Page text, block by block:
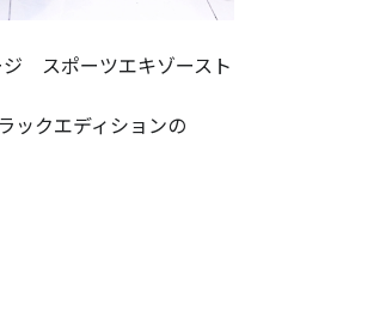
スポーツエキゾースト
ックエディションの